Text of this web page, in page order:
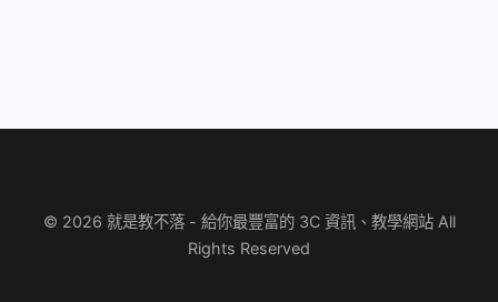
© 2026 就是教不落 - 給你最豐富的 3C 資訊、教學網站 All
Rights Reserved